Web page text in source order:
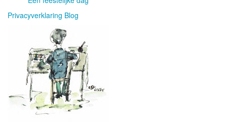
Privacyverklaring Blog